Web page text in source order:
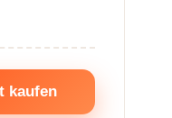
kaufen